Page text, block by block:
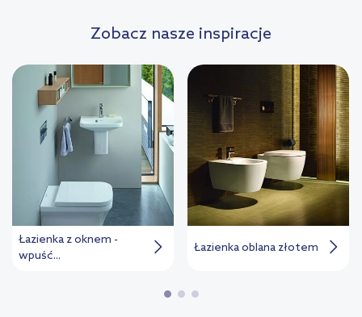
Zobacz nasze inspiracje
Łazienka z oknem -
wpuść...
Łazienka oblana złotem